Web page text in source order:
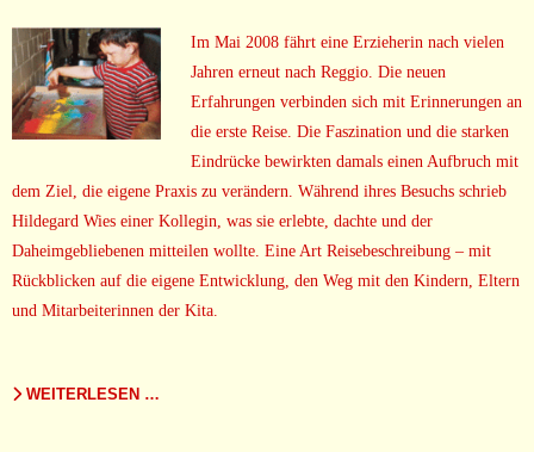
Im Mai 2008 fährt eine Erzieherin nach vielen
Jahren erneut nach Reggio. Die neuen
Erfahrungen verbinden sich mit Erinnerungen an
die erste Reise. Die Faszination und die starken
Eindrücke bewirkten damals einen Aufbruch mit
dem Ziel, die eigene Praxis zu verändern. Während ihres Besuchs schrieb
Hildegard Wies einer Kollegin, was sie erlebte, dachte und der
Daheimgebliebenen mitteilen wollte. Eine Art Reisebeschreibung – mit
Rückblicken auf die eigene Entwicklung, den Weg mit den Kindern, Eltern
und Mitarbeiterinnen der Kita.
WEITERLESEN …